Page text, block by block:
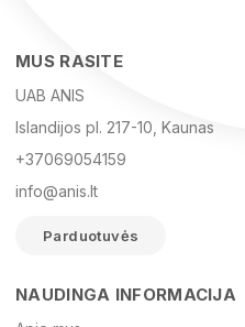
MUS RASITE
UAB ANIS
Islandijos pl. 217-10, Kaunas
+37069054159
info@anis.lt
Parduotuvės
NAUDINGA INFORMACIJA